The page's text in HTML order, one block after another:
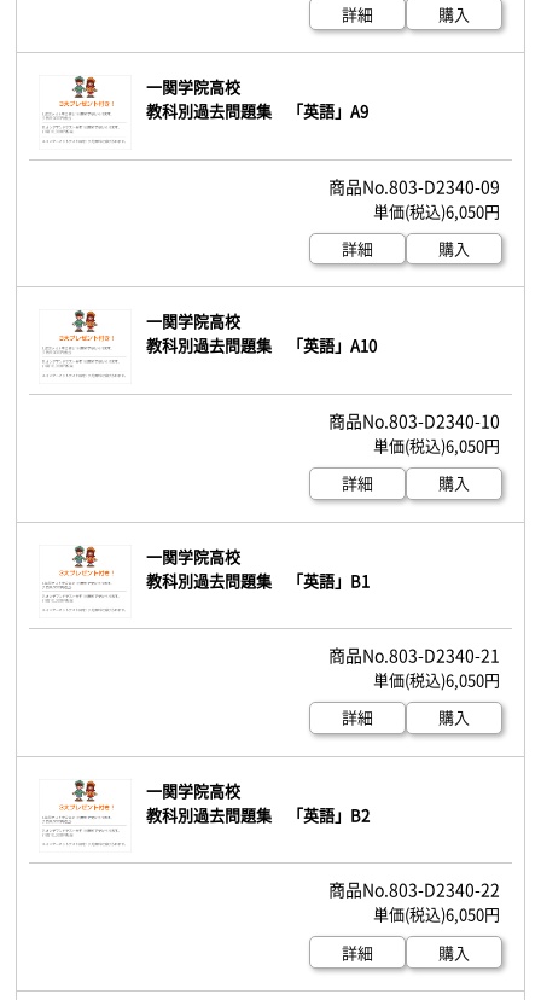
詳細
購入
一関学院高校
教科別過去問題集 「英語」A9
803-D2340-09
6,050円
詳細
購入
一関学院高校
教科別過去問題集 「英語」A10
803-D2340-10
6,050円
詳細
購入
一関学院高校
教科別過去問題集 「英語」B1
803-D2340-21
6,050円
詳細
購入
一関学院高校
教科別過去問題集 「英語」B2
803-D2340-22
6,050円
詳細
購入